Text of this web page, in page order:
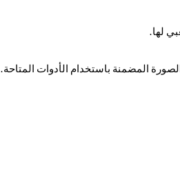
لها.
المضمنة باستخدام الأدوات المتاحة.